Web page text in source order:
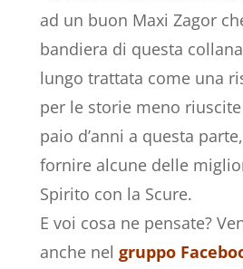
ad un buon Maxi Zagor
bandiera di questa
lungo trattata come una
per le storie meno
paio d’anni a questa
fornire alcune delle
Spirito con la Scure.
E voi cosa ne pensate?
anche nel gruppo